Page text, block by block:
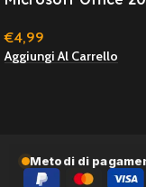
€4,99
Aggiungi Al Carrello
Metodi di